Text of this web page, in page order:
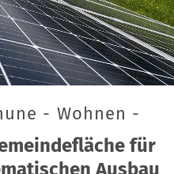
- Wohnen -
für
Ausbau